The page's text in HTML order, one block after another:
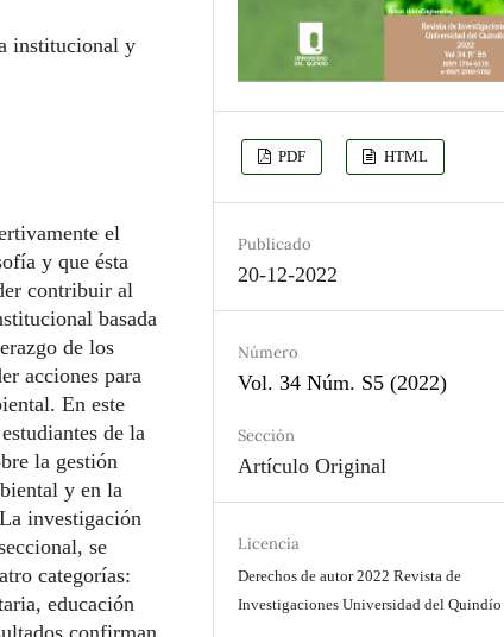
institucional y
el
y que ésta
contribuir al
basada
de los
acciones para
En este
de la
la gestión
y en la
investigación
se
categorías:
educación
confirman
PDF HTML
Publicado
20-12-2022
Número
Vol. 34 Núm. S5 (2022)
Sección
Artículo Original
Licencia
Derechos de autor 2022 Revista de
Investigaciones Universidad del Quindío